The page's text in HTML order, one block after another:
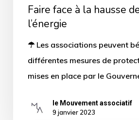
Faire face à la hausse
l’énergie
☂ Les associations peuvent
différentes mesures de
mises en place par le
le Mouvement associatif
9 janvier 2023